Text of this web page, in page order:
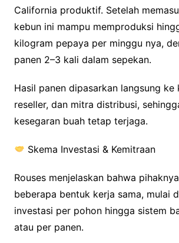
California produktif. Setelah
kebun ini mampu memproduksi
kilogram pepaya per minggu nya,
panen 2–3 kali dalam sepekan.
Hasil panen dipasarkan langsung ke
reseller, dan mitra distribusi,
kesegaran buah tetap terjaga.
Skema Investasi & Kemitraan
Rouses menjelaskan bahwa
beberapa bentuk kerja sama, mulai
investasi per pohon hingga sistem
atau per panen.